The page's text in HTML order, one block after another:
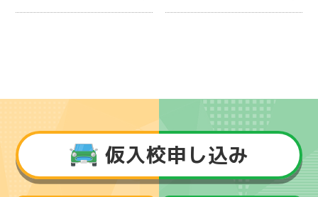
仮入校申し込み